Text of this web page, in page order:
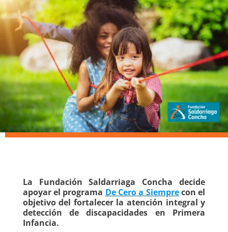
La Fundación Saldarriaga Concha decide
apoyar el programa De Cero a Siemprecon el
objetivo del fortalecer la atención integral y
detección de discapacidades en Primera
Infancia.